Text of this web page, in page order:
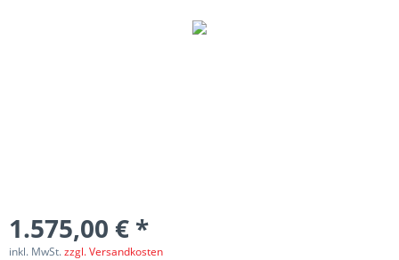
1.575,00 € *
inkl. MwSt.zzgl. Versandkosten